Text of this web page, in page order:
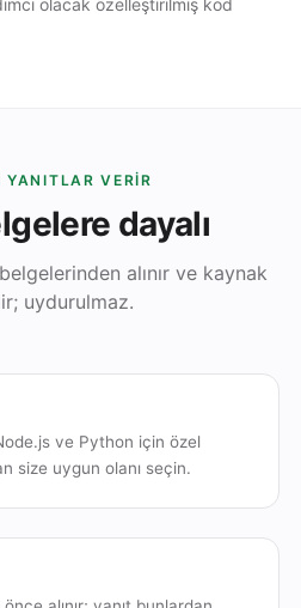
olacak özelleştirilmiş kod
YANITLAR VERIR
dayalı
alınır ve kaynak
uydurulmaz.
ve Python için özel
size uygun olanı seçin.